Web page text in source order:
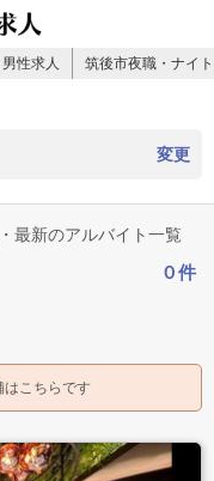
性求人 筑後市夜職・ナイ
変更
最新のアルバイト一覧
０件
こちらです